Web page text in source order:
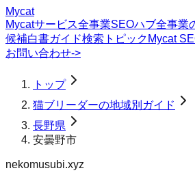
Mycat
Mycatサービス全事業SEOハブ全事業
候補白書ガイド検索トピック Mycat
お問い合わせ->
トップ
猫ブリーダーの地域別ガイド
長野県
安曇野市
nekomusubi.xyz